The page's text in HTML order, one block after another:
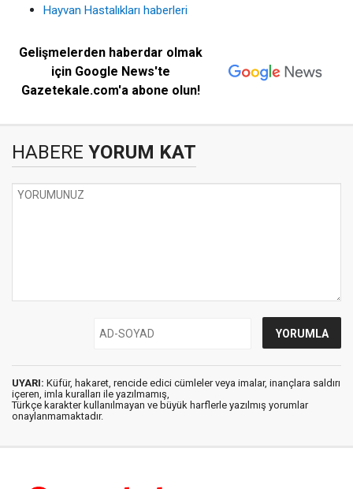
Hayvan Hastalıkları haberleri
Gelişmelerden haberdar olmak
için Google News'te
Gazetekale.com'a abone olun!
HABERE YORUM KAT
UYARI: Küfür, hakaret, rencide edici cümleler veya imalar, inançlara saldırı
içeren, imla kuralları ile yazılmamış,
Türkçe karakter kullanılmayan ve büyük harflerle yazılmış yorumlar
onaylanmamaktadır.